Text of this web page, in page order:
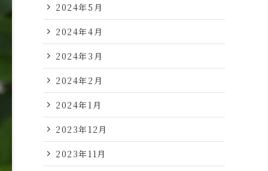
2024年5月
2024年4月
2024年3月
2024年2月
2024年1月
2023年12月
2023年11月